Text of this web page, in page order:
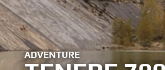
ADVENTURE